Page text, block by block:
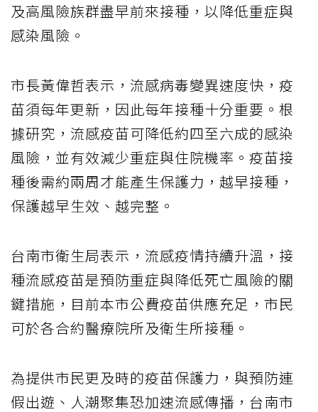
及高風險族群盡早前來接種，以降低重症與
感染風險。
市長黃偉哲表示，流感病毒變異速度快，疫
苗須每年更新，因此每年接種十分重要。根
據研究，流感疫苗可降低約四至六成的感染
風險，並有效減少重症與住院機率。疫苗接
種後需約兩周才能產生保護力，越早接種，
保護越早生效、越完整。
台南市衛生局表示，流感疫情持續升溫，接
種流感疫苗是預防重症與降低死亡風險的關
鍵措施，目前本市公費疫苗供應充足，市民
可於各合約醫療院所及衛生所接種。
為提供市民更及時的疫苗保護力，與預防連
假出遊、人潮聚集恐加速流感傳播，台南市